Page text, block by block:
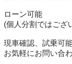
ローン可能
(個人分割ではござ
現車確認、試乗可
お気軽にお問い合